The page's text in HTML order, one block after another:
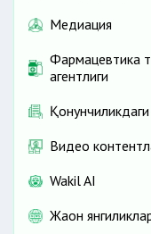
Медиация
Фармацевтика
агентлиги
Видео
Wakil AI
Жаҳон